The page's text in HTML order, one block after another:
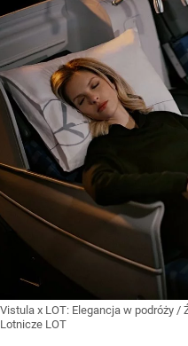
Vistula x LOT: Elegancja w podróży /
Lotnicze LOT